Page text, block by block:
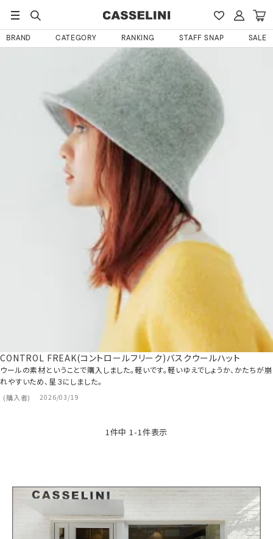
BRAND CATEGORY RANKING STAFF SNAP SALE
CONTROL FREAK(コントロールフリーク)バスクウールハット
購入者 2026/03/19
ウールの素材ということで購入しました。軽いです。軽いゆえでしょうか、かたちが崩
れやすいため、星３にしました。
1 件中 1 -1 件表示